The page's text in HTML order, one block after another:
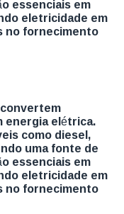
essenciais em
eletricidade em
no fornecimento
energia elétrica.
como diesel,
uma fonte de
essenciais em
eletricidade em
no fornecimento